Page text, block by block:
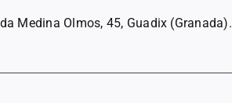
Medina Olmos, 45, Guadix (Granada).